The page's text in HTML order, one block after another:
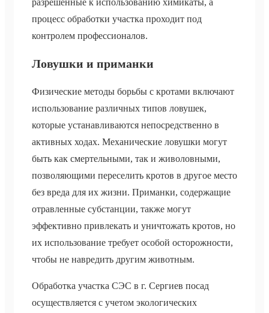
процесс обработки участка проходит под
контролем профессионалов.
Ловушки и приманки
Физические методы борьбы с кротами включают
использование различных типов ловушек,
которые устанавливаются непосредственно в
активных ходах. Механические ловушки могут
быть как смертельными, так и живоловными,
позволяющими переселить кротов в другое место
без вреда для их жизни. Приманки, содержащие
отравленные субстанции, также могут
эффективно привлекать и уничтожать кротов, но
их использование требует особой осторожности,
чтобы не навредить другим животным.
Обработка участка СЭС в г. Сергиев посад
осуществляется с учетом экологических